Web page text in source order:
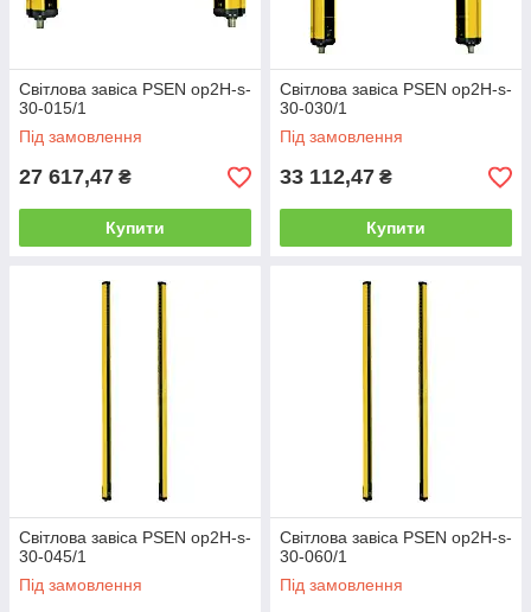
Світлова завіса PSEN op2H-s-
30-015/1
Під замовлення
27 617,47 ₴
Купити
Світлова завіса PSEN op2H-s-
30-030/1
Під замовлення
33 112,47 ₴
Купити
Світлова завіса PSEN op2H-s-
30-045/1
Під замовлення
Світлова завіса PSEN op2H-s-
30-060/1
Під замовлення